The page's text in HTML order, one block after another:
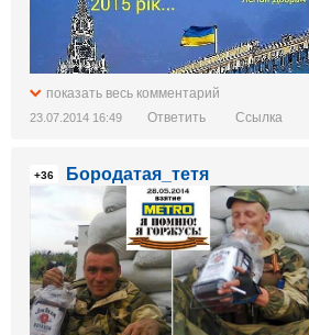
показать весь комментарий
23.07.2014 16:49 Ответить Ссылка
+36 Бородатая_тетя